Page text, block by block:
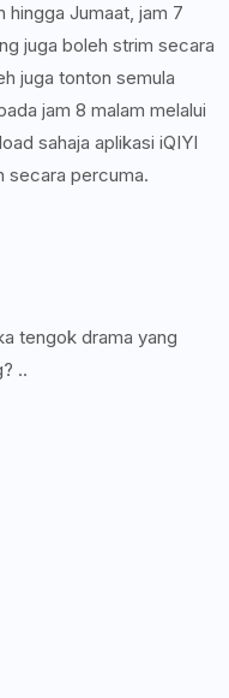
hingga Jumaat, jam 7
juga boleh strim secara
juga tonton semula
jam 8 malam melalui
sahaja aplikasi iQIYI
secara percuma.
tengok drama yang
..